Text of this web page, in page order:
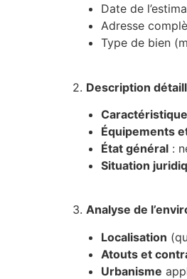
Date de
Adresse
Type de bien
2. Description
Équipements
État général :
Situation
3. Analyse de
Localisation
Atouts et
Urbanisme